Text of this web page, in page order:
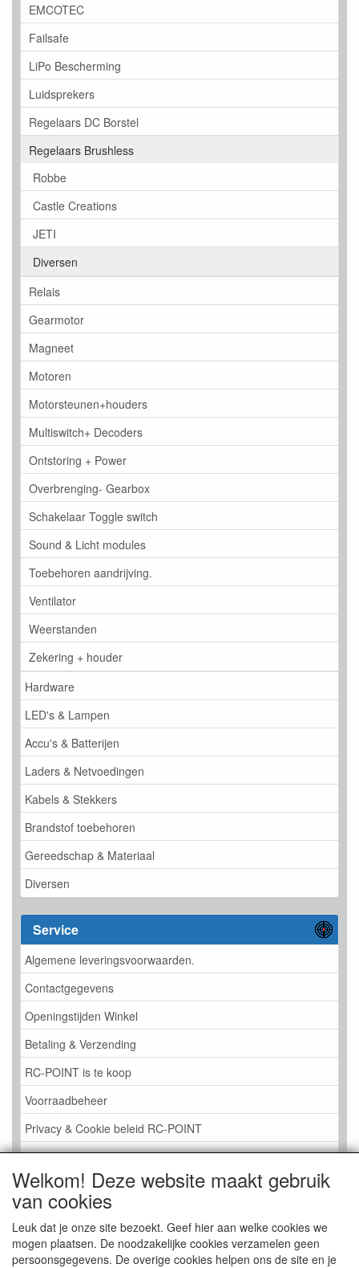
EMCOTEC
Failsafe
LiPo Bescherming
Luidsprekers
Regelaars DC Borstel
Regelaars Brushless
Robbe
Castle Creations
JETI
Diversen
Relais
Gearmotor
Magneet
Motoren
Motorsteunen+houders
Multiswitch+ Decoders
Ontstoring + Power
Overbrenging- Gearbox
Schakelaar Toggle switch
Sound & Licht modules
Toebehoren aandrijving.
Ventilator
Weerstanden
Zekering + houder
Hardware
LED's & Lampen
Accu's & Batterijen
Laders & Netvoedingen
Kabels & Stekkers
Brandstof toebehoren
Gereedschap & Materiaal
Diversen
Service
Algemene leveringsvoorwaarden.
Contactgegevens
Openingstijden Winkel
Betaling & Verzending
RC-POINT is te koop
Voorraadbeheer
Privacy & Cookie beleid RC-POINT
LINK PAGINA
Gastenboek RC-POINT
Kijkje in de Winkel
Welkom! Deze website maakt gebruik
van cookies
Leuk dat je onze site bezoekt. Geef hier aan welke cookies we
mogen plaatsen. De noodzakelijke cookies verzamelen geen
persoonsgegevens. De overige cookies helpen ons de site en je